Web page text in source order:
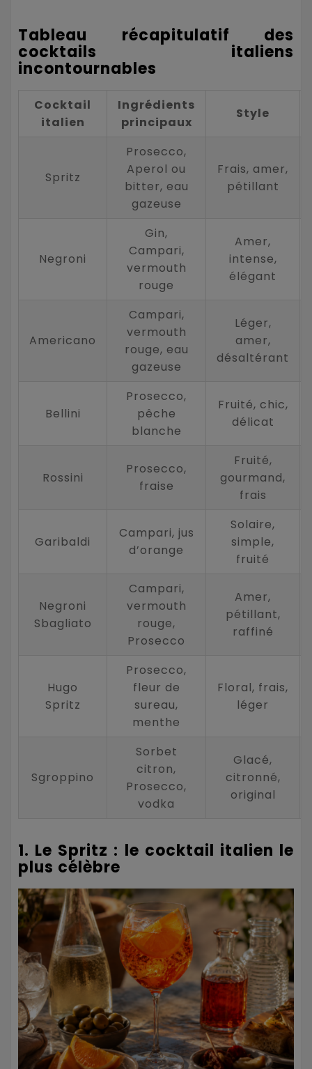
Tableau récapitulatif des
cocktails italiens
incontournables
Cocktail
italien
Ingrédients
principaux
Style
Spritz
Prosecco,
Aperol ou
bitter, eau
gazeuse
Frais, amer,
pétillant
Negroni
Gin,
Campari,
vermouth
rouge
Amer,
intense,
élégant
Americano
Campari,
vermouth
rouge, eau
gazeuse
Léger,
amer,
désaltérant
Bellini
Prosecco,
pêche
blanche
Fruité, chic,
délicat
Rossini
Prosecco,
fraise
Fruité,
gourmand,
frais
Garibaldi
Campari, jus
d’orange
Solaire,
simple,
fruité
Negroni
Sbagliato
Campari,
vermouth
rouge,
Prosecco
Amer,
pétillant,
raffiné
Hugo
Spritz
Prosecco,
fleur de
sureau,
menthe
Floral, frais,
léger
Sgroppino
Sorbet
citron,
Prosecco,
vodka
Glacé,
citronné,
original
1. Le Spritz : le cocktail italien le
plus célèbre